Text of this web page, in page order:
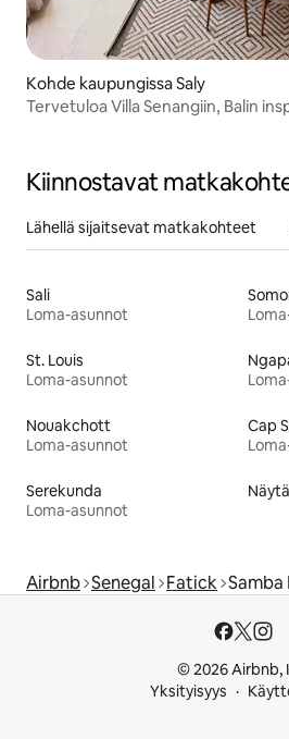
Kohde kaupungissa Saly
Tervetuloa Villa Senangiin, Balin
Kiinnostavat
Lähellä sijaitsevat matkakohteet
Sali
Loma-asunnot
St. Louis
Loma-asunnot
Nouakchott
Loma-asunnot
Cap
Serekunda
Loma-asunnot
Airbnb Senegal Fatick Samba
© 2026 Airbnb,
Yksityisyys